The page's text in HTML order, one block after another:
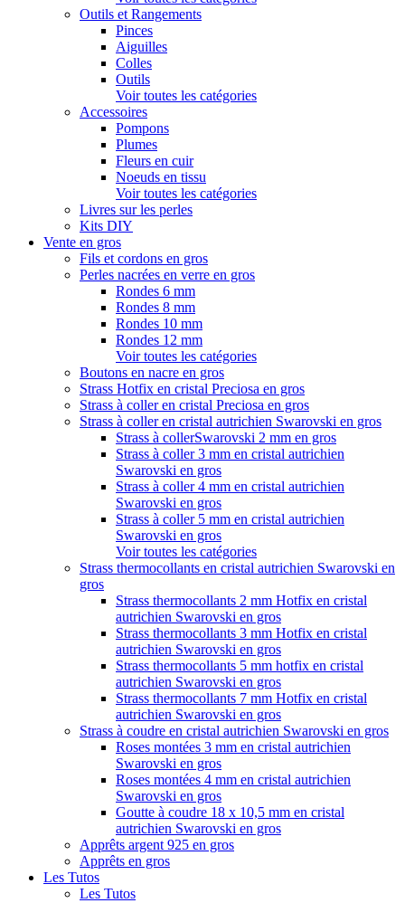
Outils et Rangements
Pinces
Aiguilles
Colles
Outils
Voir toutes les catégories
Accessoires
Pompons
Plumes
Fleurs en cuir
Noeuds en tissu
Voir toutes les catégories
Livres sur les perles
Kits DIY
Vente en gros
Fils et cordons en gros
Perles nacrées en verre en gros
Rondes 6 mm
Rondes 8 mm
Rondes 10 mm
Rondes 12 mm
Voir toutes les catégories
Boutons en nacre en gros
Strass Hotfix en cristal Preciosa en gros
Strass à coller en cristal Preciosa en gros
Strass à coller en cristal autrichien Swarovski en gros
Strass à collerSwarovski 2 mm en gros
Strass à coller 3 mm en cristal autrichien
Swarovski en gros
Strass à coller 4 mm en cristal autrichien
Swarovski en gros
Strass à coller 5 mm en cristal autrichien
Swarovski en gros
Voir toutes les catégories
Strass thermocollants en cristal autrichien Swarovski en
gros
Strass thermocollants 2 mm Hotfix en cristal
autrichien Swarovski en gros
Strass thermocollants 3 mm Hotfix en cristal
autrichien Swarovski en gros
Strass thermocollants 5 mm hotfix en cristal
autrichien Swarovski en gros
Strass thermocollants 7 mm Hotfix en cristal
autrichien Swarovski en gros
Strass à coudre en cristal autrichien Swarovski en gros
Roses montées 3 mm en cristal autrichien
Swarovski en gros
Roses montées 4 mm en cristal autrichien
Swarovski en gros
Goutte à coudre 18 x 10,5 mm en cristal
autrichien Swarovski en gros
Apprêts argent 925 en gros
Apprêts en gros
Les Tutos
Les Tutos